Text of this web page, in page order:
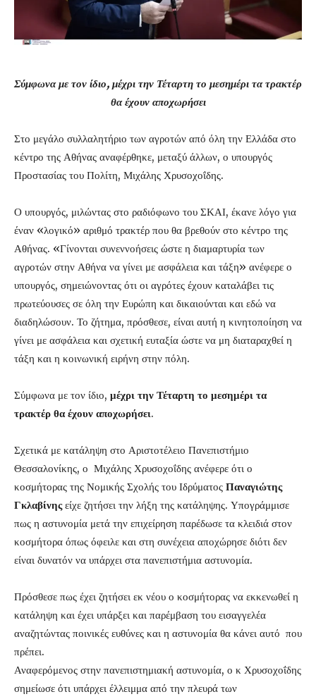
Σύμφωνα με τον ίδιο, μέχρι την Τέταρτη το μεσημέρι τα τρακτέρ
θα έχουν αποχωρήσει
Στο μεγάλο συλλαλητήριο των αγροτών από όλη την Ελλάδα στο
κέντρο της Αθήνας αναφέρθηκε, μεταξύ άλλων, ο υπουργός
Προστασίας του Πολίτη, Μιχάλης Χρυσοχοΐδης.
Ο υπουργός, μιλώντας στο ραδιόφωνο του ΣΚΑΙ, έκανε λόγο για
έναν «λογικό» αριθμό τρακτέρ που θα βρεθούν στο κέντρο της
Αθήνας. «Γίνονται συνεννοήσεις ώστε η διαμαρτυρία των
αγροτών στην Αθήνα να γίνει με ασφάλεια και τάξη» ανέφερε ο
υπουργός, σημειώνοντας ότι οι αγρότες έχουν καταλάβει τις
πρωτεύουσες σε όλη την Ευρώπη και δικαιούνται και εδώ να
διαδηλώσουν. Το ζήτημα, πρόσθεσε, είναι αυτή η κινητοποίηση να
γίνει με ασφάλεια και σχετική ευταξία ώστε να μη διαταραχθεί η
τάξη και η κοινωνική ειρήνη στην πόλη.
Σύμφωνα με τον ίδιο, μέχρι την Τέταρτη το μεσημέρι τα
τρακτέρ θα έχουν αποχωρήσει.
Σχετικά με κατάληψη στο Αριστοτέλειο Πανεπιστήμιο
Θεσσαλονίκης, ο Μιχάλης Χρυσοχοΐδης ανέφερε ότι ο
κοσμήτορας της Νομικής Σχολής του Ιδρύματος Παναγιώτης
Γκλαβίνηςείχε ζητήσει την λήξη της κατάληψης. Υπογράμμισε
πως η αστυνομία μετά την επιχείρηση παρέδωσε τα κλειδιά στον
κοσμήτορα όπως όφειλε και στη συνέχεια αποχώρησε διότι δεν
είναι δυνατόν να υπάρχει στα πανεπιστήμια αστυνομία.
Πρόσθεσε πως έχει ζητήσει εκ νέου ο κοσμήτορας να εκκενωθεί η
κατάληψη και έχει υπάρξει και παρέμβαση του εισαγγελέα
αναζητώντας ποινικές ευθύνες και η αστυνομία θα κάνει αυτό που
πρέπει.
Αναφερόμενος στην πανεπιστημιακή αστυνομία, ο κ Χρυσοχοΐδης
σημείωσε ότι υπάρχει έλλειμμα από την πλευρά των